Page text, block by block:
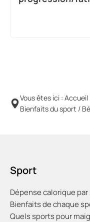
Vous êtes ici : Accueil
Bienfaits du sport /
Sport
Dépense calorique
Bienfaits de chaque
Quels sports pour